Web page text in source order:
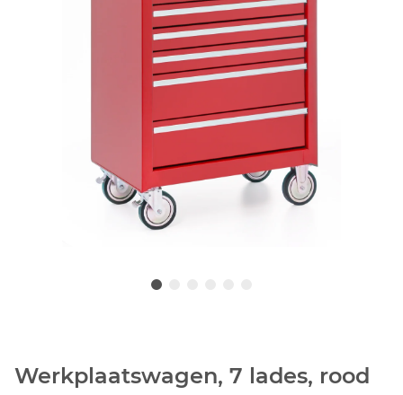
Werkplaatswagen, 7 lades, rood